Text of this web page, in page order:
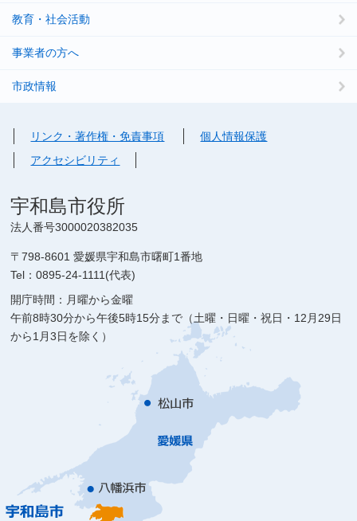
教育・社会活動
事業者の方へ
市政情報
リンク・著作権・免責事項
個人情報保護
アクセシビリティ
宇和島市役所
法人番号3000020382035
〒798-8601 愛媛県宇和島市曙町1番地
Tel：0895-24-1111(代表)
開庁時間：月曜から金曜
午前8時30分から午後5時15分まで（土曜・日曜・祝日・12月29日
から1月3日を除く）